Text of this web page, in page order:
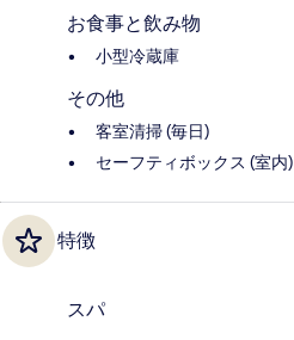
お食事と飲み物
小型冷蔵庫
その他
客室清掃 (毎日)
セーフティボックス (室内)
特徴
スパ